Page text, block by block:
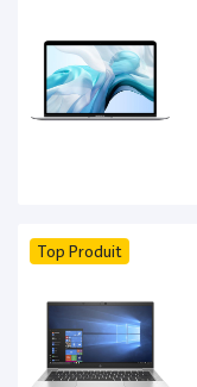
Top Produit